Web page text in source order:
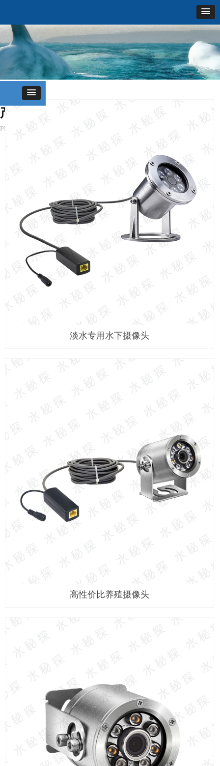
产品中心
PRODUCTS
淡水专用水下摄像头
高性价比养殖摄像头